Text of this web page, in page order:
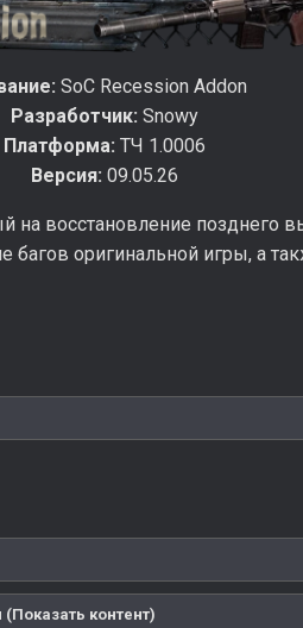
SoC Recession Addon
Разработчик: Snowy
Платформа: ТЧ 1.0006
Версия: 09.05.26
на восстановление позднего
багов оригинальной игры, а
контент)